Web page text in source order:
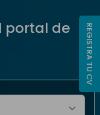
portal de
REGISTRA TU CV